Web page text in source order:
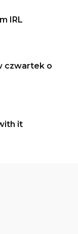
IRL
czwartek o
it